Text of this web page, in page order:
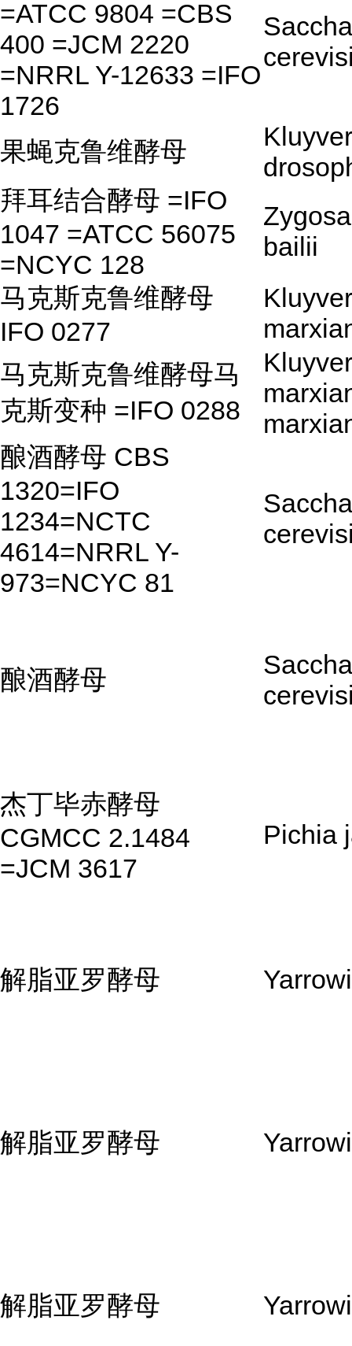
=ATCC 9804 =CBS
400 =JCM 2220
=NRRL Y-12633 =IFO
1726
果蝇克鲁维酵母
拜耳结合酵母 =IFO
1047 =ATCC 56075
=NCYC 128
bailii
马克斯克鲁维酵母
IFO 0277
马克斯克鲁维酵母马
克斯变种 =IFO 0288
酿酒酵母 CBS
1320=IFO
1234=NCTC
4614=NRRL Y-
973=NCYC 81
酿酒酵母
杰丁毕赤酵母
CGMCC 2.1484
=JCM 3617
Pichia
解脂亚罗酵母
解脂亚罗酵母
解脂亚罗酵母